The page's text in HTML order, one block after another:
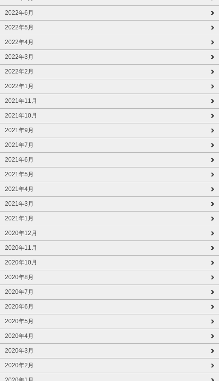
2022年6月
2022年5月
2022年4月
2022年3月
2022年2月
2022年1月
2021年11月
2021年10月
2021年9月
2021年7月
2021年6月
2021年5月
2021年4月
2021年3月
2021年1月
2020年12月
2020年11月
2020年10月
2020年8月
2020年7月
2020年6月
2020年5月
2020年4月
2020年3月
2020年2月